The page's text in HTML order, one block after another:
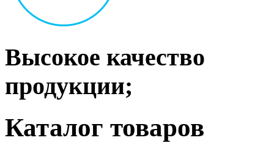
Высокое качество
продукции;
Каталог товаров